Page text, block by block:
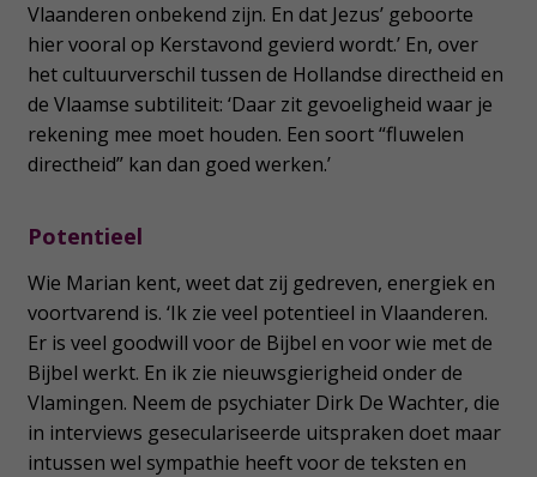
Vlaanderen onbekend zijn. En dat Jezus’ geboorte
hier vooral op Kerstavond gevierd wordt.’ En, over
het cultuurverschil tussen de Hollandse directheid en
de Vlaamse subtiliteit: ‘Daar zit gevoeligheid waar je
rekening mee moet houden. Een soort “fluwelen
directheid” kan dan goed werken.’
Potentieel
Wie Marian kent, weet dat zij gedreven, energiek en
voortvarend is. ‘Ik zie veel potentieel in Vlaanderen.
Er is veel goodwill voor de Bijbel en voor wie met de
Bijbel werkt. En ik zie nieuwsgierigheid onder de
Vlamingen. Neem de psychiater Dirk De Wachter, die
in interviews geseculariseerde uitspraken doet maar
intussen wel sympathie heeft voor de teksten en